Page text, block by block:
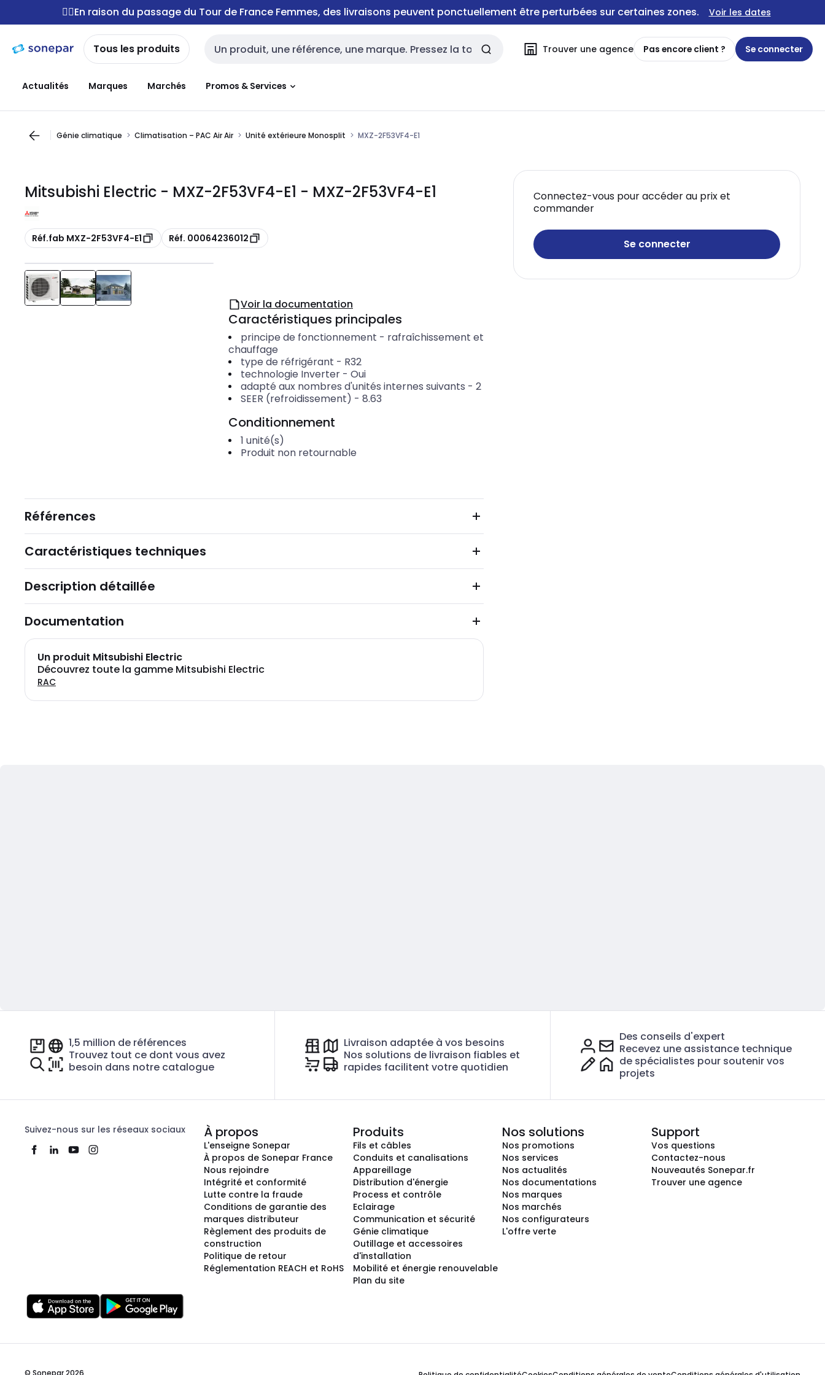
navigation
Passer
au
contenu
🚴‍♂️En raison du passage du Tour de France Femmes, des livraisons peuvent ponctuellement être perturbées sur certaines zones. Voir les dates
Tous les produits Entrée de recherche Trouver une agence Pas encore client ? Se connecter
Actualités Marques Marchés Promos & Services
Génie climatique Climatisation – PAC Air Air Unité extérieure Monosplit MXZ-2F53VF4-E1
Mitsubishi Electric - MXZ-2F53VF4-E1 - MXZ-2F53VF4-E1
Copie
Réf.fab MXZ-2F53VF4-E1 Copie
Réf. 00064236012
Connectez-vous pour accéder au prix et
commander
Se connecter
Voir la documentation
Caractéristiques principales
principe de fonctionnement - rafraîchissement et
chauffage
type de réfrigérant - R32
technologie Inverter- Oui
adapté aux nombres d'unités internes suivants - 2
SEER (refroidissement) - 8.63
Conditionnement
1 unité(s)
Produit non retournable
Références
Caractéristiques techniques
Description détaillée
Documentation
Un produit Mitsubishi Electric
Découvrez toute la gamme Mitsubishi Electric
RAC
1,5 million de références
Trouvez tout ce dont vous avez
besoin dans notre catalogue
Livraison adaptée à vos besoins
Nos solutions de livraison fiables et
rapides facilitent votre quotidien
Des conseils d'expert
Recevez une assistance technique
de spécialistes pour soutenir vos
projets
Suivez-nous sur les réseaux sociaux À propos
L'enseigne Sonepar
À propos de Sonepar France
Nous rejoindre
Intégrité et conformité
Lutte contre la fraude
Conditions de garantie des
marques distributeur
Règlement des produits de
construction
Politique de retour
Réglementation REACH et RoHS
Produits
Fils et câbles
Conduits et canalisations
Appareillage
Distribution d'énergie
Process et contrôle
Eclairage
Communication et sécurité
Génie climatique
Outillage et accessoires
d'installation
Mobilité et énergie renouvelable
Plan du site
Nos solutions
Nos promotions
Nos services
Nos actualités
Nos documentations
Nos marques
Nos marchés
Nos configurateurs
L'offre verte
Support
Vos questions
Contactez-nous
Nouveautés Sonepar.fr
Trouver une agence
© Sonepar 2026